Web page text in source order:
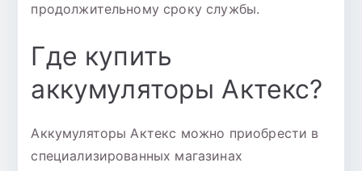
продолжительному сроку службы.
Где купить
аккумуляторы Актекс?
Аккумуляторы Актекс можно приобрести в
специализированных магазинах